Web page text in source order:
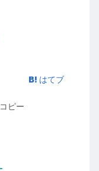
はてブ
コピー